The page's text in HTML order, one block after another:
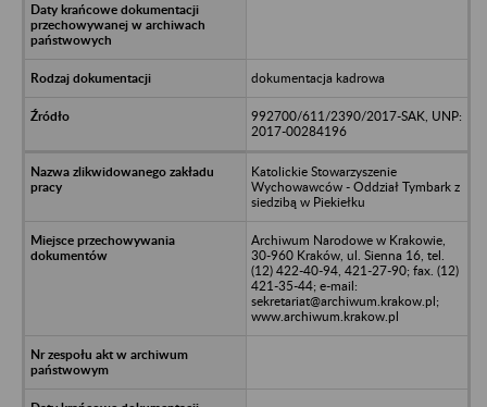
dokumentacja kadrowa
992700/611/2390/2017-SAK, UNP:
2017-00284196
Katolickie Stowarzyszenie
Wychowawców - Oddział Tymbark z
siedzibą w Piekiełku
Archiwum Narodowe w Krakowie,
30-960 Kraków, ul. Sienna 16, tel.
(12) 422-40-94, 421-27-90; fax. (12)
421-35-44; e-mail:
sekretariat@archiwum.krakow.pl;
www.archiwum.krakow.pl